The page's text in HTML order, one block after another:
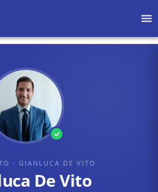
· GIANLUCA DE VITO
De Vito